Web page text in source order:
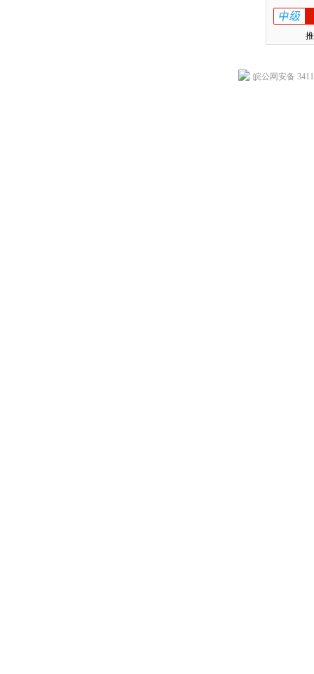
皖公网安备